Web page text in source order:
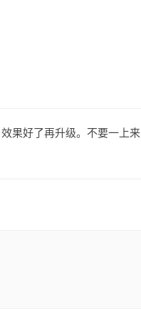
果好了再升级。不要一上来